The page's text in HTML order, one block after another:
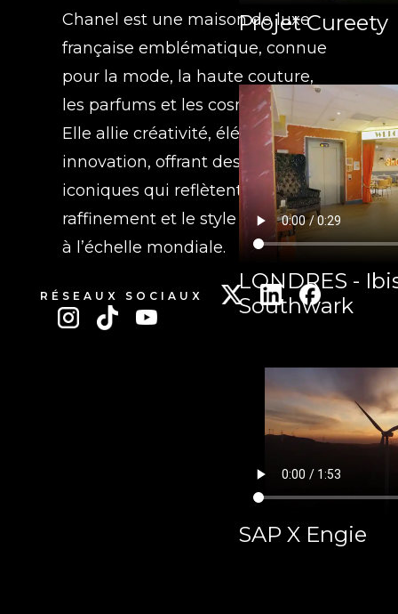
Chanel est une maison de luxe
française emblématique, connue
pour la mode, la haute couture,
les parfums et les cosmétiques.
Elle allie créativité, élégance et
innovation, offrant des produits
iconiques qui reflètent le
raffinement et le style intemporel
à l’échelle mondiale.
RÉSEAUX SOCIAUX
Projet Cureety
LONDRES -
Southwark
SAP X Engie